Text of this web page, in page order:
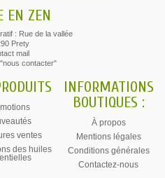
EN ZEN
: Rue de la vallée
Prety
mail
contacter"
ventes
des huiles
INFORMATIONS
BOUTIQUES :
À propos
Mentions légales
Conditions générales
Contactez-nous